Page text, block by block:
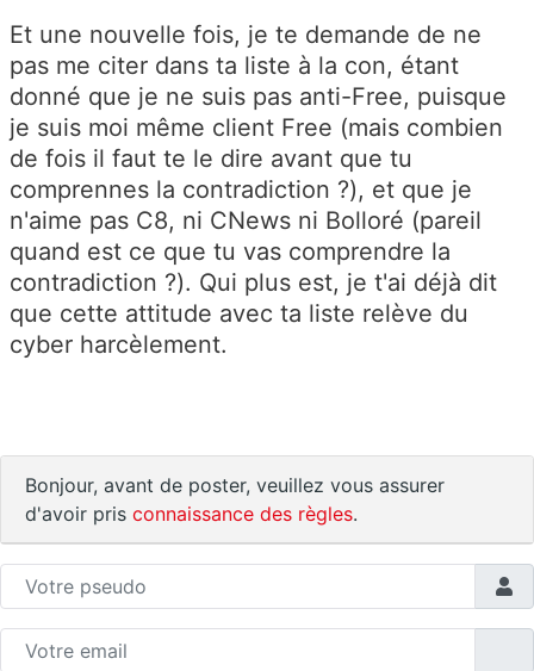
Et une nouvelle fois, je te demande de ne
pas me citer dans ta liste à la con, étant
donné que je ne suis pas anti-Free, puisque
je suis moi même client Free (mais combien
de fois il faut te le dire avant que tu
comprennes la contradiction ?), et que je
n'aime pas C8, ni CNews ni Bolloré (pareil
quand est ce que tu vas comprendre la
contradiction ?). Qui plus est, je t'ai déjà dit
que cette attitude avec ta liste relève du
cyber harcèlement.
Bonjour, avant de poster, veuillez vous assurer
d'avoir pris connaissance des règles.